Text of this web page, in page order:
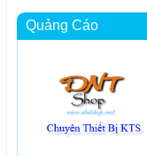
Quảng Cáo